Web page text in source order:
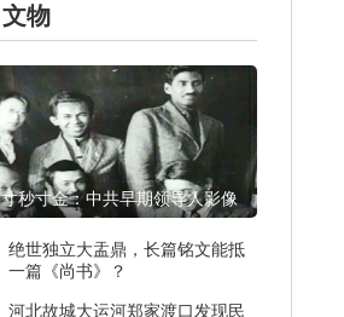
文物
寸秒寸金：中共早期领导人影像
绝世独立大盂鼎，长篇铭文能抵
一篇《尚书》？
河北故城大运河郑家渡口发现民